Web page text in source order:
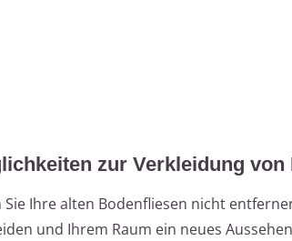
zur Verkleidung von
Sie Ihre alten Bodenfliesen nicht
und Ihrem Raum ein neues